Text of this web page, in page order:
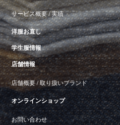
サービス概要/実績
洋服お直し
学生服情報
店舗情報
店舗概要/取り扱いブランド
オンラインショップ
お問い合わせ